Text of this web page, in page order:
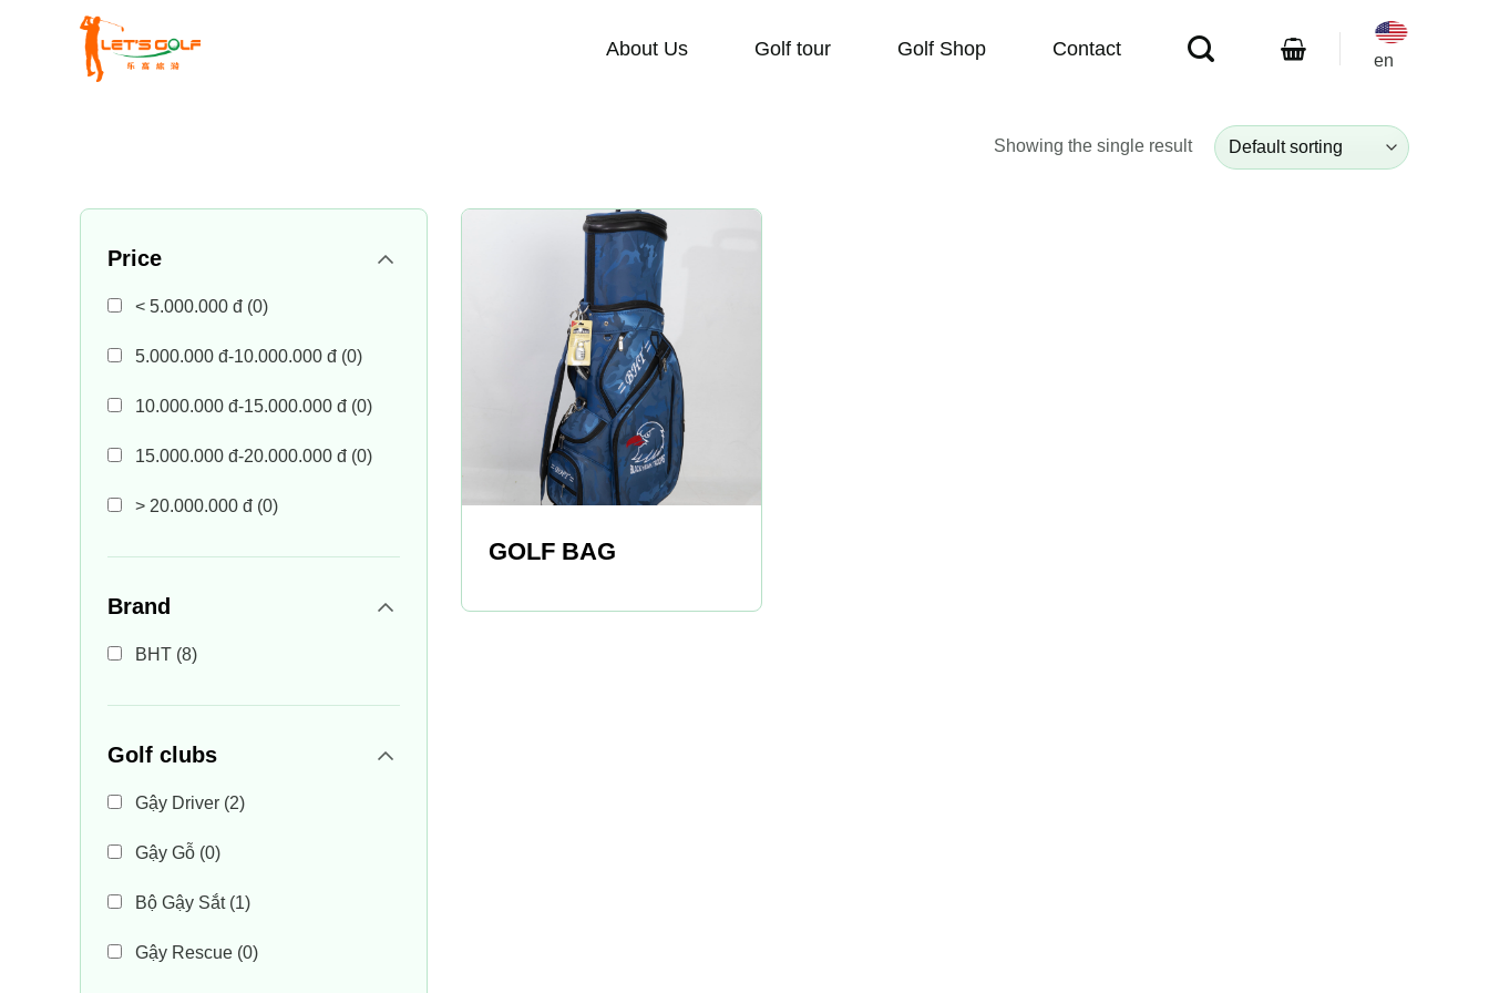
About Us Golf tour Golf Shop Contact
en
Showing the single result
Price
< 5.000.000 đ (0)
5.000.000 đ-10.000.000 đ (0)
10.000.000 đ-15.000.000 đ (0)
15.000.000 đ-20.000.000 đ (0)
> 20.000.000 đ (0)
Brand
BHT (8)
Golf clubs
Gậy Driver (2)
Gậy Gỗ (0)
Bộ Gậy Sắt(1)
Gậy Rescue (0)
GOLF BAG